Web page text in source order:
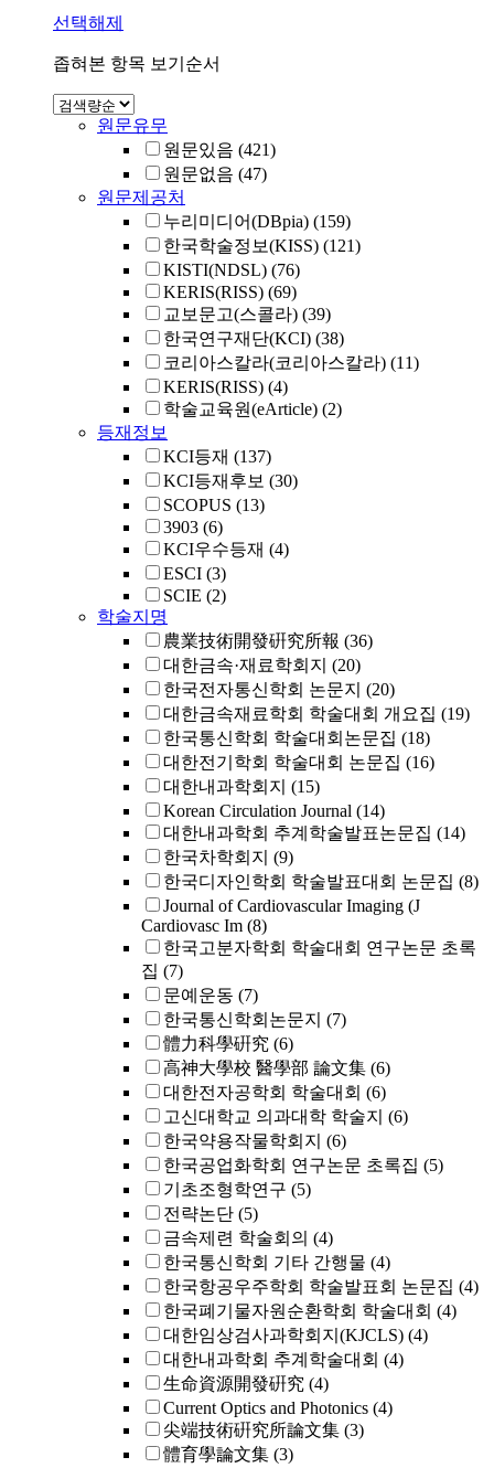
선택해제
좁혀본 항목 보기순서
원문유무
원문있음 (421)
원문없음 (47)
원문제공처
누리미디어(DBpia) (159)
한국학술정보(KISS) (121)
KISTI(NDSL) (76)
KERIS(RISS) (69)
교보문고(스콜라) (39)
한국연구재단(KCI) (38)
코리아스칼라(코리아스칼라) (11)
KERIS(RISS) (4)
학술교육원(eArticle) (2)
등재정보
KCI등재 (137)
KCI등재후보 (30)
SCOPUS (13)
3903 (6)
KCI우수등재 (4)
ESCI (3)
SCIE (2)
학술지명
農業技術開發硏究所報 (36)
대한금속·재료학회지 (20)
한국전자통신학회 논문지 (20)
대한금속재료학회 학술대회 개요집 (19)
한국통신학회 학술대회논문집 (18)
대한전기학회 학술대회 논문집 (16)
대한내과학회지 (15)
Korean Circulation Journal (14)
대한내과학회 추계학술발표논문집 (14)
한국차학회지 (9)
한국디자인학회 학술발표대회 논문집 (8)
Journal of Cardiovascular Imaging (J
Cardiovasc Im (8)
한국고분자학회 학술대회 연구논문 초록
집 (7)
문예운동 (7)
한국통신학회논문지 (7)
體力科學硏究 (6)
高神大學校 醫學部 論文集 (6)
대한전자공학회 학술대회 (6)
고신대학교 의과대학 학술지 (6)
한국약용작물학회지 (6)
한국공업화학회 연구논문 초록집 (5)
기초조형학연구 (5)
전략논단 (5)
금속제련 학술회의 (4)
한국통신학회 기타 간행물 (4)
한국항공우주학회 학술발표회 논문집 (4)
한국폐기물자원순환학회 학술대회 (4)
대한임상검사과학회지(KJCLS) (4)
대한내과학회 추계학술대회 (4)
生命資源開發硏究 (4)
Current Optics and Photonics (4)
尖端技術硏究所論文集 (3)
體育學論文集 (3)